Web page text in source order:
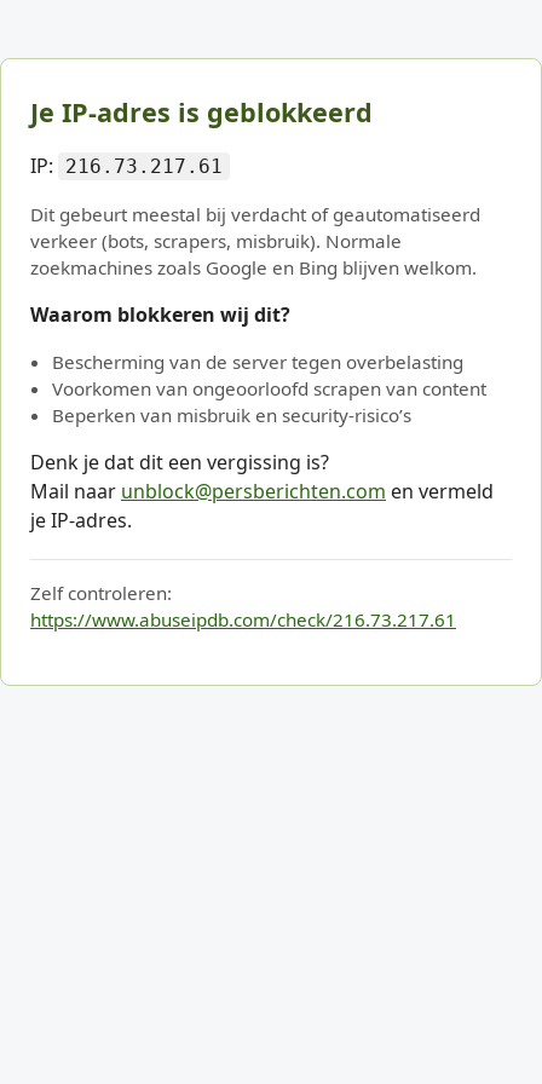
Je IP-adres is geblokkeerd
IP: 216.73.217.61
Dit gebeurt meestal bij verdacht of geautomatiseerd
verkeer (bots, scrapers, misbruik). Normale
zoekmachines zoals Google en Bing blijven welkom.
Waarom blokkeren wij dit?
Bescherming van de server tegen overbelasting
Voorkomen van ongeoorloofd scrapen van content
Beperken van misbruik en security-risico’s
Denk je dat dit een vergissing is?
Mail naar unblock@persberichten.com en vermeld
je IP-adres.
Zelf controleren:
https://www.abuseipdb.com/check/216.73.217.61